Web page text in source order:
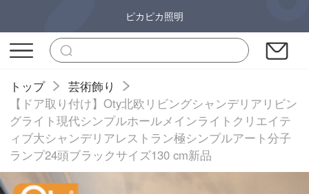
ピカピカ照明
トップ
芸術飾り
【ドア取り付け】Oty北欧リビングシャンデリアリビン
グライト現代シンプルホールメインライトクリエイテ
ィブ大シャンデリアレストラン極シンプルアート分子
ランプ24頭ブラックサイズ130 cm新品